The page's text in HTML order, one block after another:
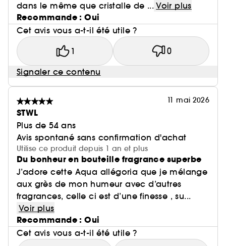
dans le même que cristalle de ... Voir plus
Recommande : Oui
Cet avis vous a-t-il été utile ?
1 0
Signaler ce contenu
11 mai 2026
STWL
Plus de 54 ans
Avis spontané sans confirmation d'achat
Utilise ce produit depuis 1 an et plus
Du bonheur en bouteille fragrance superbe
J’adore cette Aqua allégoria que je mélange
aux grès de mon humeur avec d’autres
fragrances, celle ci est d’une finesse , su...
Voir plus
Recommande : Oui
Cet avis vous a-t-il été utile ?